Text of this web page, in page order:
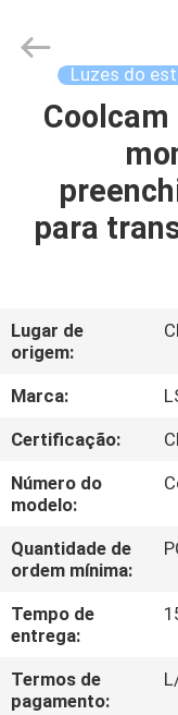
CASA
PRODUTOS
VÍDEOS
SOBRE
NÓS
EXCURSÃO
DA
FÁBRICA
CONTROLE
DA
QUALIDADE
Film
Luzes do
para
Lugar de
origem:
Marca:
Certificação:
Número do
modelo:
Quantidade de
ordem mínima:
Tempo de
entrega:
Termos de
pagamento: